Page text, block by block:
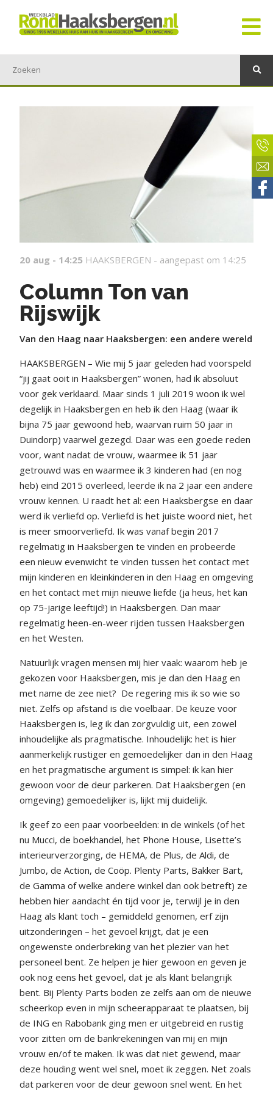
20 aug - 14:25 HAAKSBERGEN - aangepast om 14:25
Column Ton van
Rijswijk
Van den Haag naar Haaksbergen: een andere wereld
HAAKSBERGEN – Wie mij 5 jaar geleden had voorspeld
“jij gaat ooit in Haaksbergen” wonen, had ik absoluut
voor gek verklaard. Maar sinds 1 juli 2019 woon ik wel
degelijk in Haaksbergen en heb ik den Haag (waar ik
bijna 75 jaar gewoond heb, waarvan ruim 50 jaar in
Duindorp) vaarwel gezegd. Daar was een goede reden
voor, want nadat de vrouw, waarmee ik 51 jaar
getrouwd was en waarmee ik 3 kinderen had (en nog
heb) eind 2015 overleed, leerde ik na 2 jaar een andere
vrouw kennen. U raadt het al: een Haaksbergse en daar
werd ik verliefd op. Verliefd is het juiste woord niet, het
is meer smoorverliefd. Ik was vanaf begin 2017
regelmatig in Haaksbergen te vinden en probeerde
een nieuw evenwicht te vinden tussen het contact met
mijn kinderen en kleinkinderen in den Haag en omgeving
en het contact met mijn nieuwe liefde (ja heus, het kan
op 75-jarige leeftijd!) in Haaksbergen. Dan maar
regelmatig heen-en-weer rijden tussen Haaksbergen
en het Westen.
Natuurlijk vragen mensen mij hier vaak: waarom heb je
gekozen voor Haaksbergen, mis je dan den Haag en
met name de zee niet? De regering mis ik so wie so
niet. Zelfs op afstand is die voelbaar. De keuze voor
Haaksbergen is, leg ik dan zorgvuldig uit, een zowel
inhoudelijke als pragmatische. Inhoudelijk: het is hier
aanmerkelijk rustiger en gemoedelijker dan in den Haag
en het pragmatische argument is simpel: ik kan hier
gewoon voor de deur parkeren. Dat Haaksbergen (en
omgeving) gemoedelijker is, lijkt mij duidelijk.
Ik geef zo een paar voorbeelden: in de winkels (of het
nu Mucci, de boekhandel, het Phone House, Lisette’s
interieurverzorging, de HEMA, de Plus, de Aldi, de
Jumbo, de Action, de Coöp. Plenty Parts, Bakker Bart,
de Gamma of welke andere winkel dan ook betreft) ze
hebben hier aandacht én tijd voor je, terwijl je in den
Haag als klant toch – gemiddeld genomen, erf zijn
uitzonderingen – het gevoel krijgt, dat je een
ongewenste onderbreking van het plezier van het
personeel bent. Ze helpen je hier gewoon en geven je
ook nog eens het gevoel, dat je als klant belangrijk
bent. Bij Plenty Parts boden ze zelfs aan om de nieuwe
scheerkop even in mijn scheerapparaat te plaatsen, bij
de ING en Rabobank ging men er uitgebreid en rustig
voor zitten om de bankrekeningen van mij en mijn
vrouw en/of te maken. Ik was dat niet gewend, maar
deze houding went wel snel, moet ik zeggen. Net zoals
dat parkeren voor de deur gewoon snel went. En het